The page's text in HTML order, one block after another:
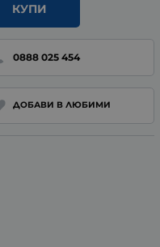
КУПИ
0888 025 454
ДОБАВИ В ЛЮБИМИ